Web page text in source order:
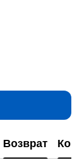
Возврат